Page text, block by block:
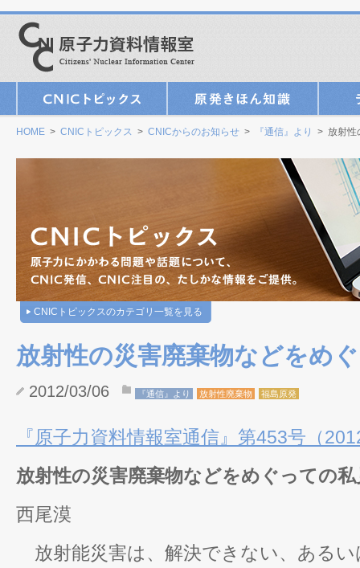
HOME > CNICトピックス > CNICからのお知らせ > 『通信』より > 放射性
CNICトピックスのカテゴリ一覧を見る
放射性の災害廃棄物などをめ
2012/03/06 『通信』より 放射性廃棄物 福島原発
『原子力資料情報室通信』第453号（
放射性の災害廃棄物などをめぐっての私
西尾漠
放射能災害は、解決できない、ある